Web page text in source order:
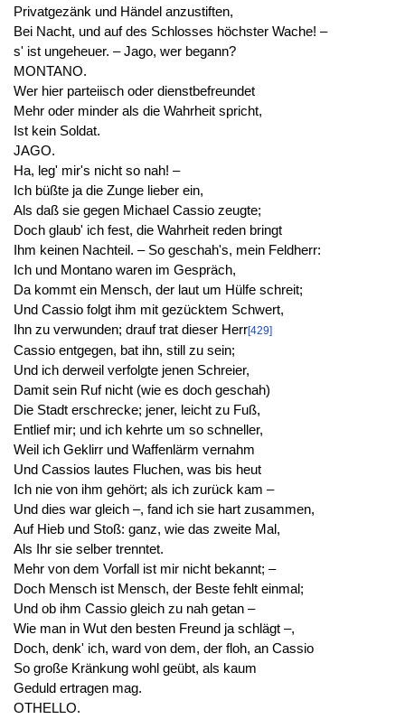
Privatgezänk und Händel anzustiften,
Bei Nacht, und auf des Schlosses höchster Wache! –
s' ist ungeheuer. – Jago, wer begann?
MONTANO.
Wer hier parteiisch oder dienstbefreundet
Mehr oder minder als die Wahrheit spricht,
Ist kein Soldat.
JAGO.
Ha, leg' mir's nicht so nah! –
Ich büßte ja die Zunge lieber ein,
Als daß sie gegen Michael Cassio zeugte;
Doch glaub' ich fest, die Wahrheit reden bringt
Ihm keinen Nachteil. – So geschah's, mein Feldherr:
Ich und Montano waren im Gespräch,
Da kommt ein Mensch, der laut um Hülfe schreit;
Und Cassio folgt ihm mit gezücktem Schwert,
Ihn zu verwunden; drauf trat dieser Herr[429]
Cassio entgegen, bat ihn, still zu sein;
Und ich derweil verfolgte jenen Schreier,
Damit sein Ruf nicht (wie es doch geschah)
Die Stadt erschrecke; jener, leicht zu Fuß,
Entlief mir; und ich kehrte um so schneller,
Weil ich Geklirr und Waffenlärm vernahm
Und Cassios lautes Fluchen, was bis heut
Ich nie von ihm gehört; als ich zurück kam –
Und dies war gleich –, fand ich sie hart zusammen,
Auf Hieb und Stoß: ganz, wie das zweite Mal,
Als Ihr sie selber trenntet.
Mehr von dem Vorfall ist mir nicht bekannt; –
Doch Mensch ist Mensch, der Beste fehlt einmal;
Und ob ihm Cassio gleich zu nah getan –
Wie man in Wut den besten Freund ja schlägt –,
Doch, denk' ich, ward von dem, der floh, an Cassio
So große Kränkung wohl geübt, als kaum
Geduld ertragen mag.
OTHELLO.